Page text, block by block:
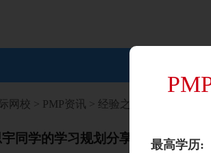
最高学历:
网校 > PMP资讯 > 经验之谈
同学的学习规划分享